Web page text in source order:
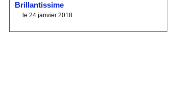
Brillantissime
le 24 janvier 2018